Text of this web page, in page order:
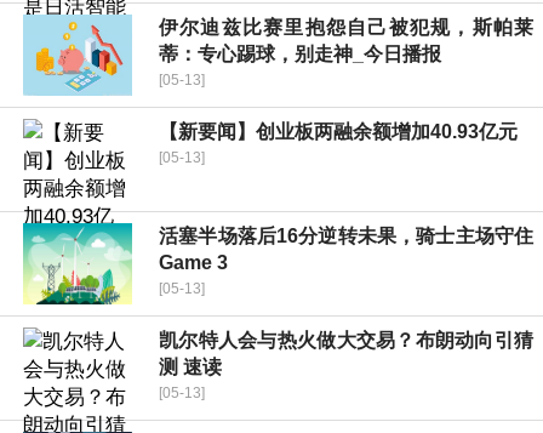
伊尔迪兹比赛里抱怨自己被犯规，斯帕莱
蒂：专心踢球，别走神_今日播报
[05-13]
【新要闻】创业板两融余额增加40.93亿元
[05-13]
活塞半场落后16分逆转未果，骑士主场守住
Game 3
[05-13]
凯尔特人会与热火做大交易？布朗动向引猜
测 速读
[05-13]